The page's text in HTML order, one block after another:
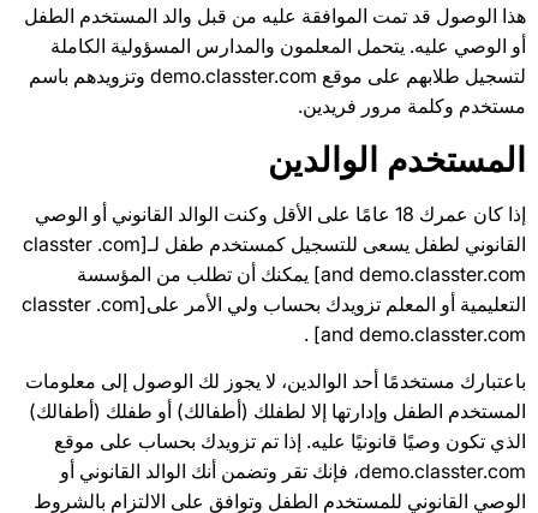
هذا الوصول قد تمت الموافقة عليه من قبل والد المستخدم الطفل
أو الوصي عليه. يتحمل المعلمون والمدارس المسؤولية الكاملة
لتسجيل طلابهم على موقع demo.classter.com وتزويدهم باسم
مستخدم وكلمة مرور فريدين.
المستخدم الوالدين
إذا كان عمرك 18 عامًا على الأقل وكنت الوالد القانوني أو الوصي
القانوني لطفل يسعى للتسجيل كمستخدم طفل لـ[classter .com
and demo.classter.com] يمكنك أن تطلب من المؤسسة
التعليمية أو المعلم تزويدك بحساب ولي الأمر على[classter .com
and demo.classter.com] .
باعتبارك مستخدمًا أحد الوالدين، لا يجوز لك الوصول إلى معلومات
المستخدم الطفل وإدارتها إلا لطفلك (أطفالك) أو طفلك (أطفالك)
الذي تكون وصيًا قانونيًا عليه. إذا تم تزويدك بحساب على موقع
demo.classter.com، فإنك تقر وتضمن أنك الوالد القانوني أو
الوصي القانوني للمستخدم الطفل وتوافق على الالتزام بالشروط